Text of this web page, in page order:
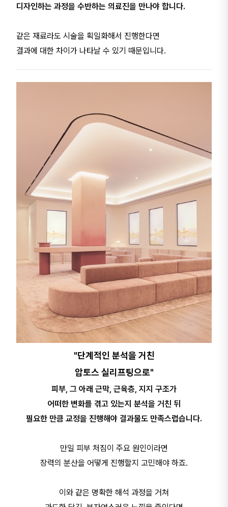
디자인하는 과정을 수반하는 의료진을 만나야 합니다.
같은 재료라도 시술을 획일화해서 진행한다면
결과에 대한 차이가 나타날 수 있기 때문입니다.
"단계적인 분석을 거친
압토스 실리프팅으로"
피부, 그 아래 근막, 근육층, 지지 구조가
어떠한 변화를 겪고 있는지 분석을 거친 뒤
필요한 만큼 교정을 진행해야 결과물도 만족스럽습니다.
만일 피부 처짐이 주요 원인이라면
장력의 분산을 어떻게 진행할지 고민해야 하죠.
이와 같은 명확한 해석 과정을 거쳐